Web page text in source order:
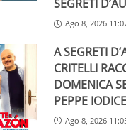
SEGRETI
Ago 8, 2026
A SEGRETI
CRITELLI
DOMENICA
PEPPE IODICE
Ago 8, 2026